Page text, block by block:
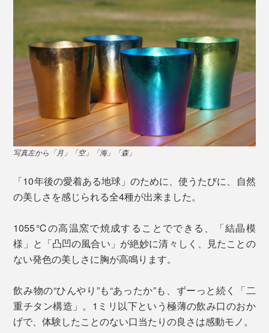
写真左から「月」「空」「海」「森」
「10年後の愛着ある地球」のために、使うたびに、自然
の美しさを感じられる全4種が出来ました。
1055℃の高温窯で焼成することでできる、「結晶模
様」と「凸凹の風合い」が絶妙に清々しく、見たことの
ない発色の美しさに胸が高鳴ります。
飲み物の“ひんやり”も“あったか”も、ずーっと続く「二
重チタン構造」。1ミリ以下という極薄の飲み口のおか
げで、体験したことのない口当たりの良さは感動モノ。